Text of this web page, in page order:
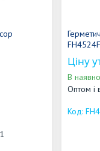
Ціну
В
Оптом і